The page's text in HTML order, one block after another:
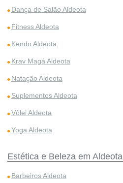
Dança de Salão Aldeota
Fitness Aldeota
Kendo Aldeota
Krav Magá Aldeota
Natação Aldeota
Suplementos Aldeota
Vôlei Aldeota
Yoga Aldeota
Estética e Beleza em Aldeota
Barbeiros Aldeota